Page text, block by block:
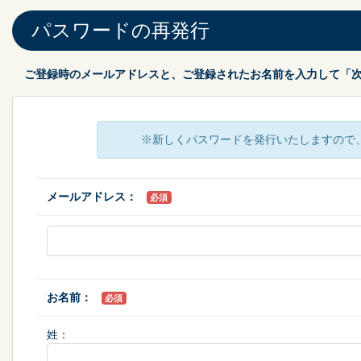
パスワードの再発行
ご登録時のメールアドレスと、ご登録されたお名前を入力して「
※新しくパスワードを発行いたしますので
メールアドレス： 必須
お名前： 必須
姓：